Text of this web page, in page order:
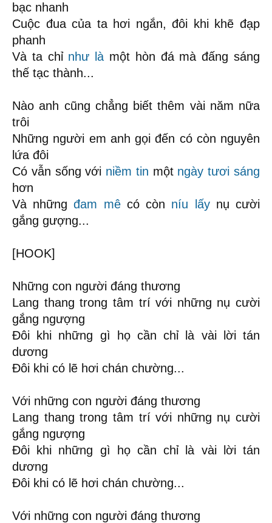
bạc nhanh
Cuộc đua của ta hơi ngắn, đôi khi khẽ đạp
phanh
Và ta chỉ như là một hòn đá mà đấng sáng
thế tạc thành...
Nào anh cũng chẳng biết thêm vài năm nữa
trôi
Những người em anh gọi đến có còn nguyên
lứa đôi
Có vẫn sống với niềm tin một ngày tươi sáng
hơn
Và nhữngđam mêcó còn níu lấynụ cười
gắng gượng...
[HOOK]
Những con người đáng thương
Lang thang trong tâm trí với những nụ cười
gắng ngượng
Đôi khi những gì họ cần chỉ là vài lời tán
dương
Đôi khi có lẽ hơi chán chường...
Với những con người đáng thương
Lang thang trong tâm trí với những nụ cười
gắng ngượng
Đôi khi những gì họ cần chỉ là vài lời tán
dương
Đôi khi có lẽ hơi chán chường...
Với những con người đáng thương